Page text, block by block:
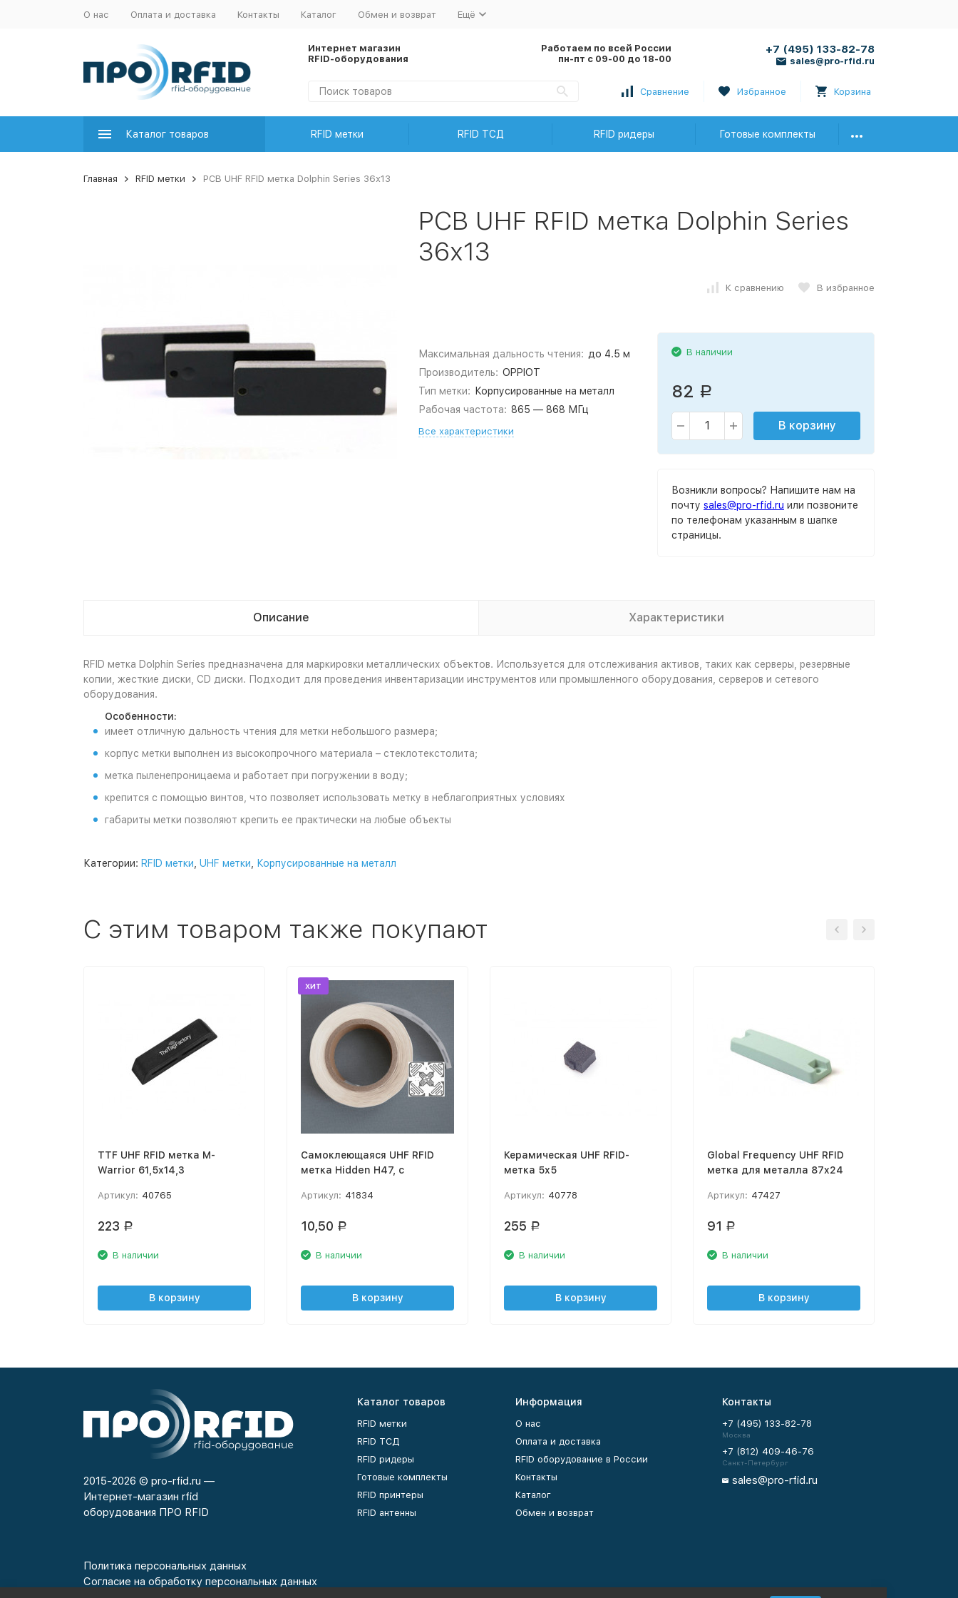
О нас Оплата и доставка Контакты Каталог Обмен и возврат Ещё
Интернет магазин
RFID-оборудования
Работаем по всей России
пн-пт с 09-00 до 18-00
+7 (495) 133-82-78
sales@pro-rfid.ru
Сравнение Избранное Корзина
Каталог товаров RFID метки RFID ТСД RFID ридеры Готовые комплекты
Главная RFID метки PCB UHF RFID метка Dolphin Series 36х13
PCB UHF RFID метка Dolphin Series
36х13
К сравнению В избранное
Максимальная дальность чтения: до 4.5 м
Производитель: OPPIOT
Тип метки:
Корпусированные на металл
Рабочая частота: 865 — 868 МГц
Все характеристики
В наличии
82 Р
В корзину
Возникли вопросы? Напишите нам на
почту sales@pro-rfid.ru или позвоните
по телефонам указанным в шапке
страницы.
Описание Характеристики
RFID метка Dolphin Series предназначена для маркировки металлических объектов. Используется для отслеживания активов, таких как серверы, резервные
копии, жесткие диски, CD диски. Подходит для проведения инвентаризации инструментов или промышленного оборудования, серверов и сетевого
оборудования.
Особенности:
имеет отличную дальность чтения для метки небольшого размера;
корпус метки выполнен из высокопрочного материала – стеклотекстолита;
метка пыленепроницаема и работает при погружении в воду;
крепится с помощью винтов, что позволяет использовать метку в неблагоприятных условиях
габариты метки позволяют крепить ее практически на любые объекты
Категории: RFID метки UHF метки Корпусированные на металл
С этим товаром также покупают
TTF UHF RFID метка M-
Warrior 61,5x14,3
Артикул: 40765
223 Р
В наличии
В корзину
хит
Самоклеющаяся UHF RFID
метка Hidden H47, с
мм
Артикул: 41834
10,50 Р
В наличии
В корзину
Керамическая UHF RFID-
метка 5x5
Артикул: 40778
255 Р
В наличии
В корзину
Global Frequency UHF RFID
метка для металла 87x24
Артикул: 47427
91 Р
В наличии
В корзину
2015-2026 © pro-rfid.ru —
Интернет-магазин rfid
оборудования ПРО RFID
Политика персональных данных
Согласие на обработку персональных данных
Каталог товаров
RFID метки
RFID ТСД
RFID ридеры
Готовые комплекты
RFID принтеры
RFID антенны
Информация
О нас
Оплата и доставка
RFID оборудование в России
Контакты
Каталог
Обмен и возврат
Контакты
+7 (495) 133-82-78
Москва
+7 (812) 409-46-76
Санкт-Петербург
sales@pro-rfid.ru